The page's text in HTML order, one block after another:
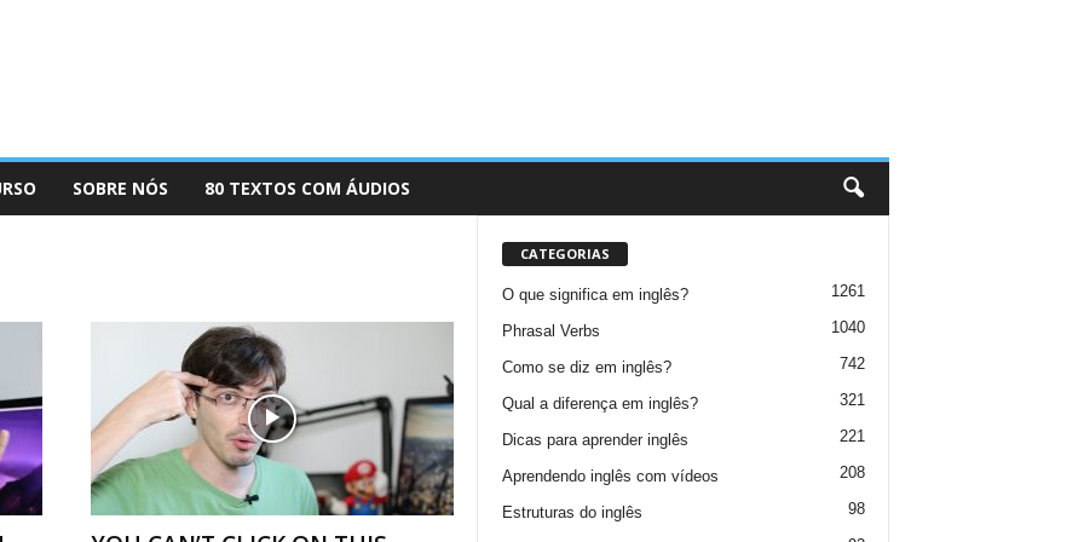
SOBRE NÓS 80 TEXTOS COM ÁUDIOS
CATEGORIAS
O que significa em inglês? 1261
Phrasal Verbs 1040
Como se diz em inglês? 742
Qual a diferença em inglês? 321
Dicas para aprender inglês 221
Aprendendo inglês com vídeos 208
Estruturas do inglês 98